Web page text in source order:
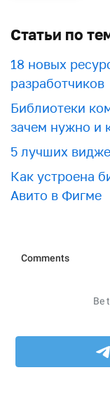
Статьи по
18 новых
разработчиков
Библиотеки
зачем нужно и
5 лучших
Как устроена
Авито в Фигме